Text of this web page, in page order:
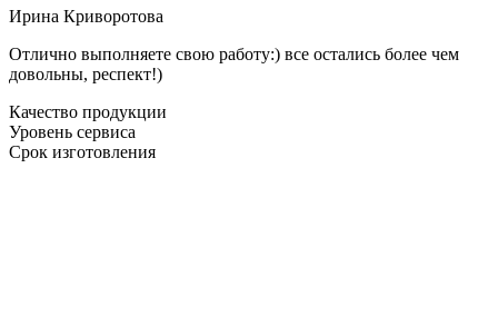
Ирина Криворотова
Отлично выполняете свою работу:) все остались более чем
довольны, респект!)
Качество продукции
Уровень сервиса
Срок изготовления